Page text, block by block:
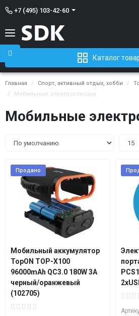
+7 (495) 103-42-60
Каталог
Главная Спорт, активный отдых, хобби
Мобильные электростанции
Мобильные
Продано
Мобильный аккумулятор
TopON TOP-X100
96000mAh QC3.0 180W 3A
черный/оранжевый
(102705)